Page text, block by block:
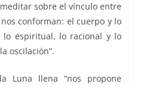
sobre el vínculo entre
conforman: el cuerpo y lo
lo espiritual, lo racional y lo
oscilación”.
Luna llena “nos propone